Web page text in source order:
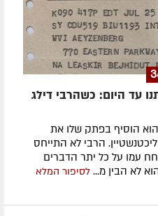
עד היום: כשהרבי דילג
הוא הוסיף בפתק שלו את
הרבי לא התייחס
עמו על כל יתר הדברים
לא הבין מ... לסיפור המלא